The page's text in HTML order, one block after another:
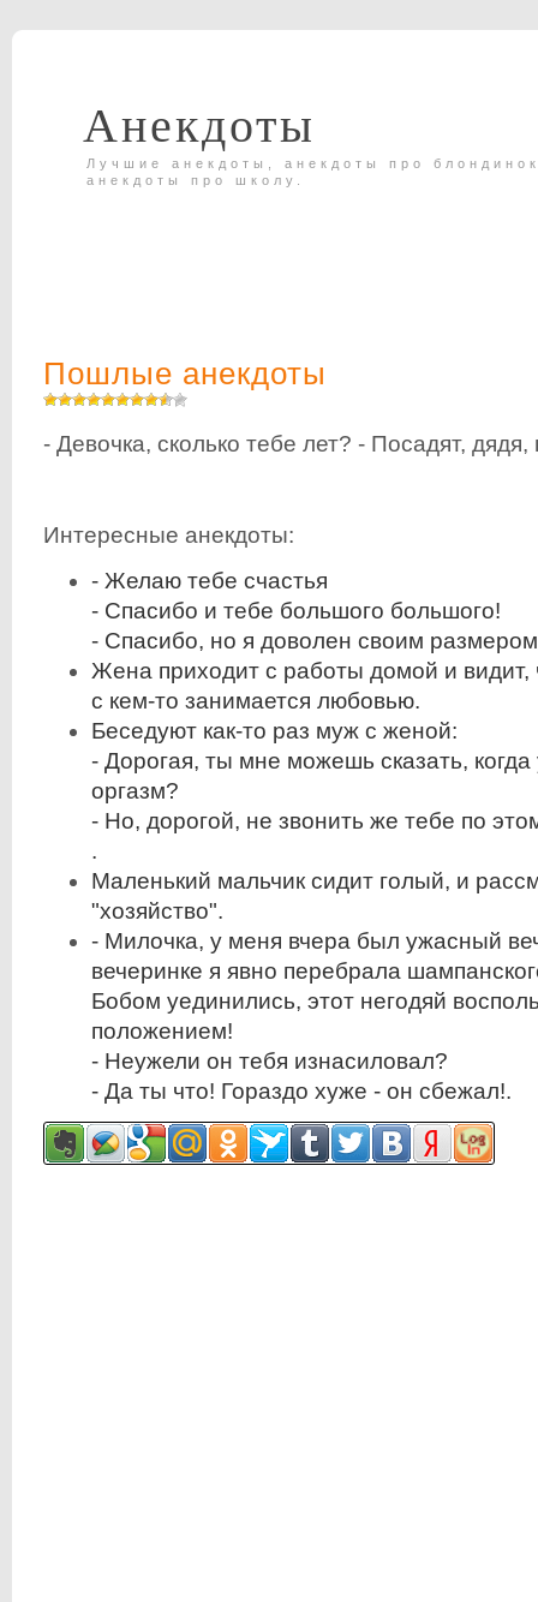
Анекдоты
Лучшие анекдоты, анекдоты про
анекдоты про школу.
Пошлые анекдоты
- Девочка, сколько тебе лет? - Посадят, дядя,
Интересные анекдоты:
- Желаю тебе счастья
- Спасибо и тебе большого большого!
- Спасибо, но я доволен своим
Жена приходит с работы домой и
с кем-то занимается любовью.
Беседуют как-то раз муж с женой:
- Дорогая, ты мне можешь сказать, когда
оргазм?
- Но, дорогой, не звонить же тебе по
.
Маленький мальчик сидит голый, и
"хозяйство".
- Милочка, у меня вчера был ужасный
вечеринке я явно перебрала
Бобом уединились, этот негодяй
положением!
- Неужели он тебя изнасиловал?
- Да ты что! Гораздо хуже - он сбежал!.